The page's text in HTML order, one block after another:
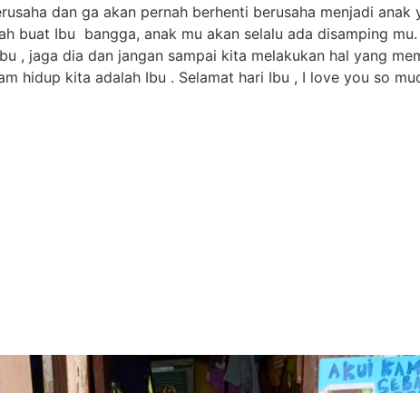
dan ga akan pernah berhenti berusaha menjadi
buat Ibu bangga, anak mu akan selalu ada disamping
, jaga dia dan jangan sampai kita melakukan hal yang
hidup kita adalah Ibu . Selamat hari Ibu , I love you so